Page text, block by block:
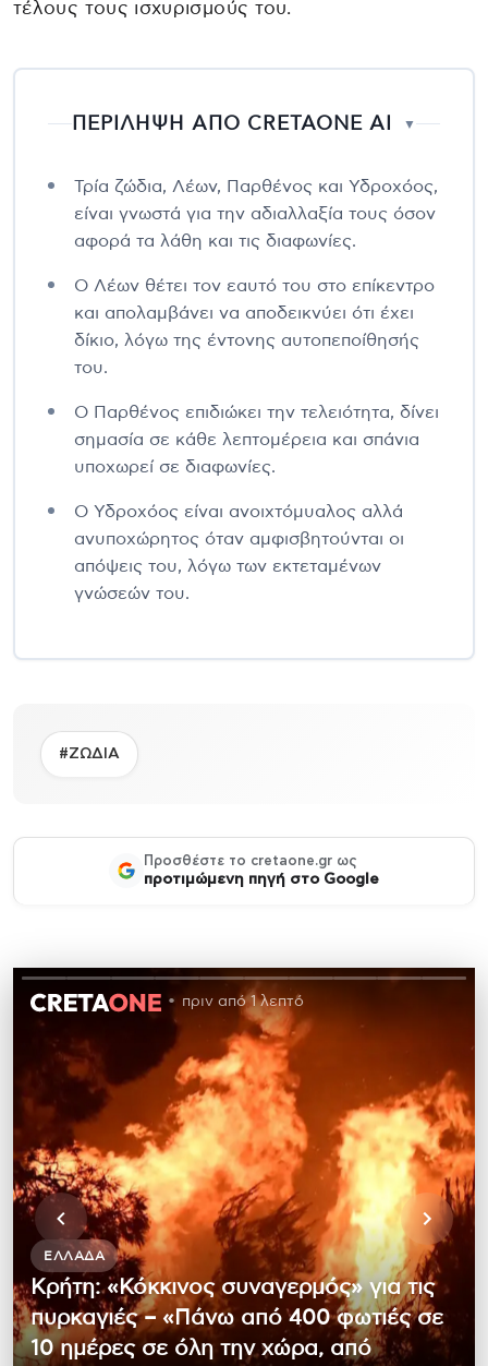
τέλους τους ισχυρισμούς του.
ΠΕΡΙΛΗΨΗ ΑΠΟ CRETAONE AI ▼
Τρία ζώδια, Λέων, Παρθένος και Υδροχόος,
είναι γνωστά για την αδιαλλαξία τους όσον
αφορά τα λάθη και τις διαφωνίες.
Ο Λέων θέτει τον εαυτό του στο επίκεντρο
και απολαμβάνει να αποδεικνύει ότι έχει
δίκιο, λόγω της έντονης αυτοπεποίθησής
του.
Ο Παρθένος επιδιώκει την τελειότητα, δίνει
σημασία σε κάθε λεπτομέρεια και σπάνια
υποχωρεί σε διαφωνίες.
Ο Υδροχόος είναι ανοιχτόμυαλος αλλά
ανυποχώρητος όταν αμφισβητούνται οι
απόψεις του, λόγω των εκτεταμένων
γνώσεών του.
#ΖΩΔΙΑ
Προσθέστε το cretaone.gr ως
προτιμώμενη πηγή στο Google
πριν από 1 λεπτό
ΕΛΛΆΔΑ
Κρήτη: «Κόκκινος συναγερμός» για τις
πυρκαγιές – «Πάνω από 400 φωτιές σε
10 ημέρες σε όλη την χώρα, από